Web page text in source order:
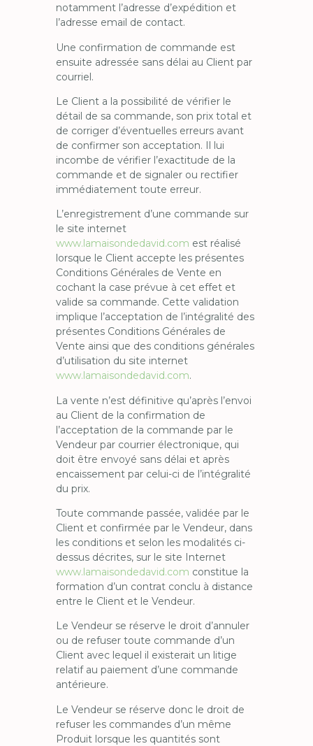
notamment l’adresse d’expédition et
l’adresse email de contact.
Une confirmation de commande est
ensuite adressée sans délai au Client par
courriel.
Le Client a la possibilité de vérifier le
détail de sa commande, son prix total et
de corriger d’éventuelles erreurs avant
de confirmer son acceptation. Il lui
incombe de vérifier l’exactitude de la
commande et de signaler ou rectifier
immédiatement toute erreur.
L’enregistrement d’une commande sur
le site internet
www.lamaisondedavid.com est réalisé
lorsque le Client accepte les présentes
Conditions Générales de Vente en
cochant la case prévue à cet effet et
valide sa commande. Cette validation
implique l’acceptation de l’intégralité des
présentes Conditions Générales de
Vente ainsi que des conditions générales
d’utilisation du site internet
www.lamaisondedavid.com.
La vente n’est définitive qu’après l’envoi
au Client de la confirmation de
l’acceptation de la commande par le
Vendeur par courrier électronique, qui
doit être envoyé sans délai et après
encaissement par celui-ci de l’intégralité
du prix.
Toute commande passée, validée par le
Client et confirmée par le Vendeur, dans
les conditions et selon les modalités ci-
dessus décrites, sur le site Internet
www.lamaisondedavid.com constitue la
formation d’un contrat conclu à distance
entre le Client et le Vendeur.
Le Vendeur se réserve le droit d’annuler
ou de refuser toute commande d’un
Client avec lequel il existerait un litige
relatif au paiement d’une commande
antérieure.
Le Vendeur se réserve donc le droit de
refuser les commandes d’un même
Produit lorsque les quantités sont